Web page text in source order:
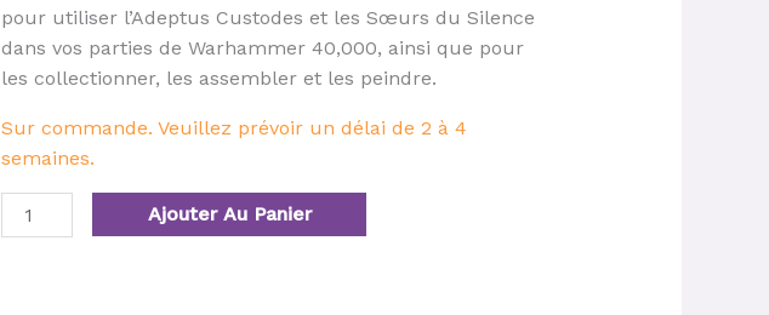
pour utiliser l’Adeptus Custodes et les Sœurs du Silence
dans vos parties de Warhammer 40,000, ainsi que pour
les collectionner, les assembler et les peindre.
Sur commande. Veuillez prévoir un délai de 2 à 4
semaines.
Ajouter Au Panier